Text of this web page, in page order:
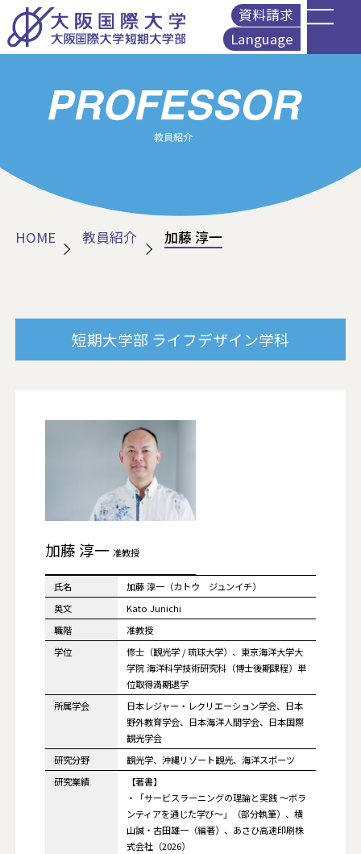
資料請求
Language
简体中文
繁體中文
HOME 教員紹介 加藤 淳一
短期大学部 ライフデザイン学科
加藤 淳一 准教授
氏名
加藤 淳一（カトウ ジュンイチ）
英文
Kato Junichi
職階
准教授
学位
修士（観光学 / 琉球大学）、東京海洋大学大
学院 海洋科学技術研究科（博士後期課程）単
位取得満期退学
所属学会
日本レジャー・レクリエーション学会、日本
野外教育学会、日本海洋人間学会、日本国際
観光学会
研究分野
観光学、沖縄リゾート観光、海洋スポーツ
研究業績
【著書】
・「サービスラーニングの理論と実践 ～ボラ
ンティアを通じた学び～」（部分執筆）、横
山誠・古田雄一（編著）、あさひ高速印刷株
式会社（2026）